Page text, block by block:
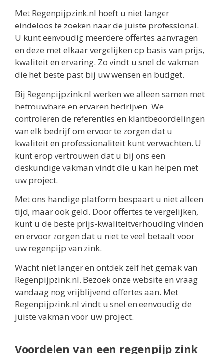
Met Regenpijpzink.nl hoeft u niet langer
eindeloos te zoeken naar de juiste professional.
U kunt eenvoudig meerdere offertes aanvragen
en deze met elkaar vergelijken op basis van prijs,
kwaliteit en ervaring. Zo vindt u snel de vakman
die het beste past bij uw wensen en budget.
Bij Regenpijpzink.nl werken we alleen samen met
betrouwbare en ervaren bedrijven. We
controleren de referenties en klantbeoordelingen
van elk bedrijf om ervoor te zorgen dat u
kwaliteit en professionaliteit kunt verwachten. U
kunt erop vertrouwen dat u bij ons een
deskundige vakman vindt die u kan helpen met
uw project.
Met ons handige platform bespaart u niet alleen
tijd, maar ook geld. Door offertes te vergelijken,
kunt u de beste prijs-kwaliteitverhouding vinden
en ervoor zorgen dat u niet te veel betaalt voor
uw regenpijp van zink.
Wacht niet langer en ontdek zelf het gemak van
Regenpijpzink.nl. Bezoek onze website en vraag
vandaag nog vrijblijvend offertes aan. Met
Regenpijpzink.nl vindt u snel en eenvoudig de
juiste vakman voor uw project.
Voordelen van een regenpijp zink